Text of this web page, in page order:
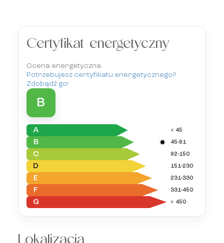
Certyfikat energetyczny
Ocena energetyczna
Potrzebujesz certyfikatu energetycznego?
Zdobądź go!
B
A < 45
B 45-91
C 92-150
D 151-230
E 231-330
F 331-450
G > 450
Lokalizacja